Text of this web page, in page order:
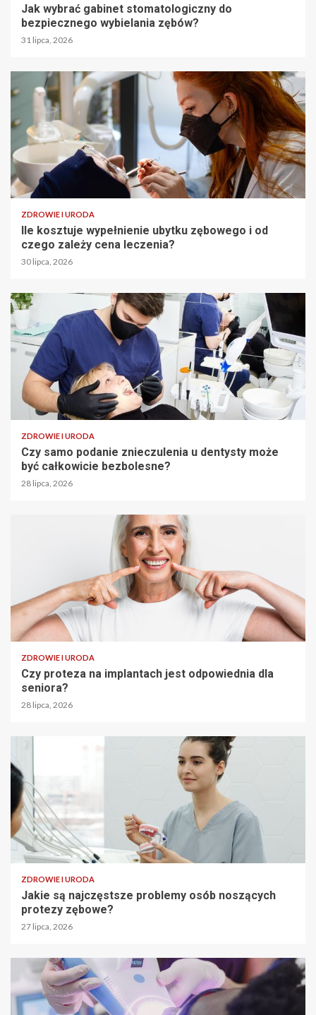
Jak wybrać gabinet stomatologiczny do
bezpiecznego wybielania zębów?
31 lipca, 2026
ZDROWIE I URODA
Ile kosztuje wypełnienie ubytku zębowego i od
czego zależy cena leczenia?
30 lipca, 2026
ZDROWIE I URODA
Czy samo podanie znieczulenia u dentysty może
być całkowicie bezbolesne?
28 lipca, 2026
ZDROWIE I URODA
Czy proteza na implantach jest odpowiednia dla
seniora?
28 lipca, 2026
ZDROWIE I URODA
Jakie są najczęstsze problemy osób noszących
protezy zębowe?
27 lipca, 2026